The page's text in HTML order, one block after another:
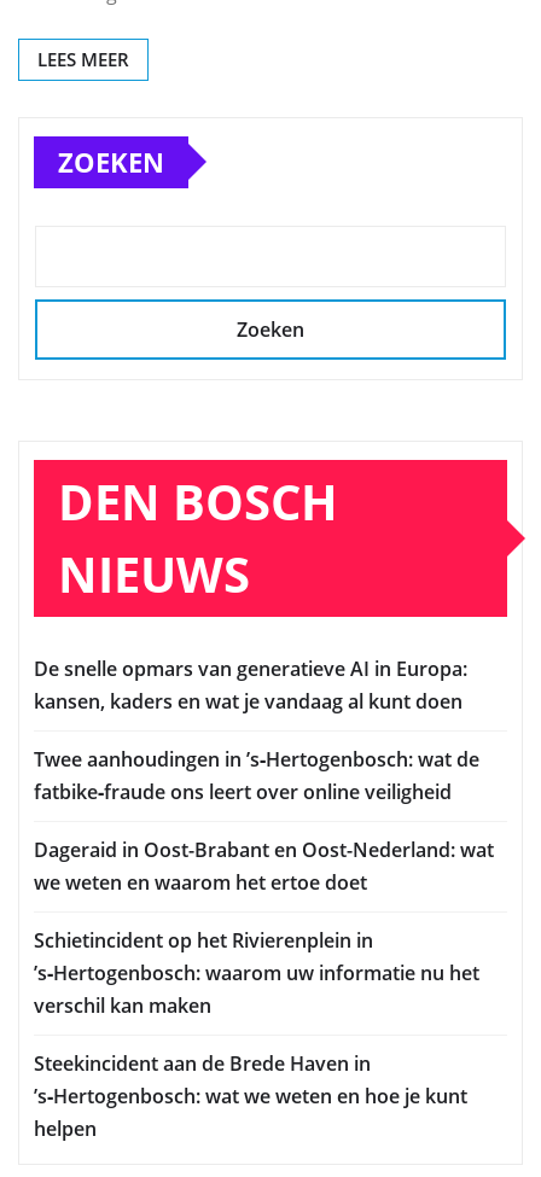
LEES MEER
ZOEKEN
Zoeken
DEN BOSCH
NIEUWS
De snelle opmars van generatieve AI in Europa:
kansen, kaders en wat je vandaag al kunt doen
Twee aanhoudingen in ’s‑Hertogenbosch: wat de
fatbike‑fraude ons leert over online veiligheid
Dageraid in Oost-Brabant en Oost-Nederland: wat
we weten en waarom het ertoe doet
Schietincident op het Rivierenplein in
’s‑Hertogenbosch: waarom uw informatie nu het
verschil kan maken
Steekincident aan de Brede Haven in
’s‑Hertogenbosch: wat we weten en hoe je kunt
helpen